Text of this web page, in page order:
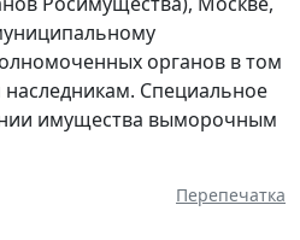
органов в том
Специальное
имущества выморочным
Перепечатка